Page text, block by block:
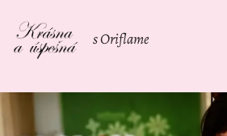
s Oriflame